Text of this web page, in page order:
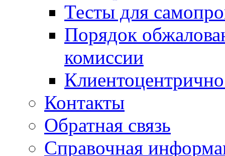
Тесты для
Порядок
комиссии
Контакты
Обратная связь
Справочная